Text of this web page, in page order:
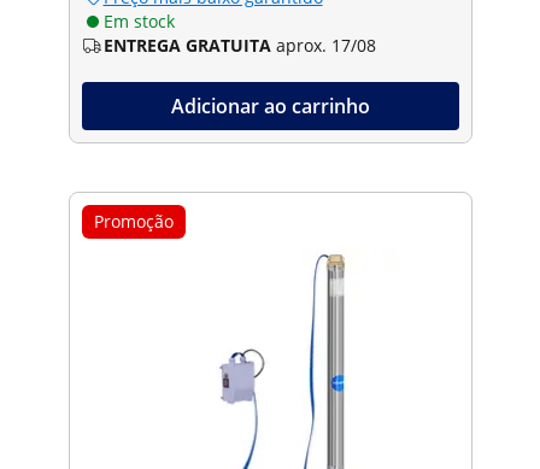
Em stock
ENTREGA GRATUITA aprox. 17/08
Adicionar ao carrinho
Promoção